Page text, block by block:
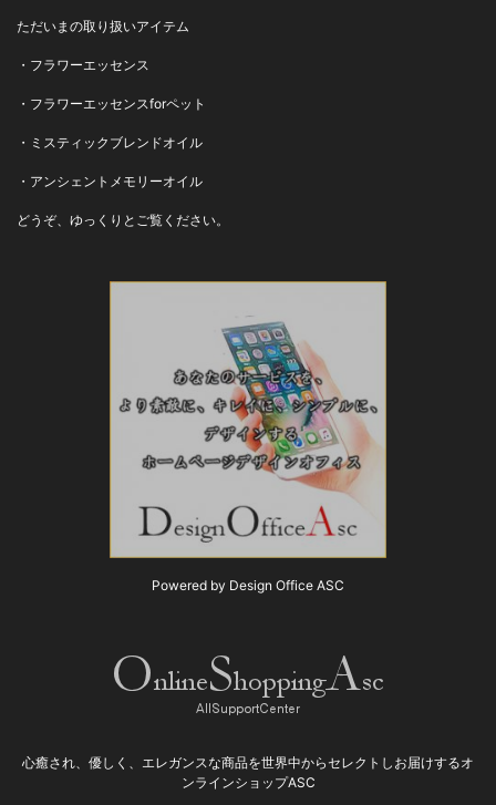
ただいまの取り扱いアイテム
・ フラワーエッセンス
・ フラワーエッセンスforペット
・ ミスティックブレンドオイル
・ アンシェントメモリーオイル
どうぞ、ゆっくりとご覧ください。
Powered by Design Office ASC
心癒され、優しく、エレガンスな商品を世界中からセレクトしお届けするオ
ンラインショップASC